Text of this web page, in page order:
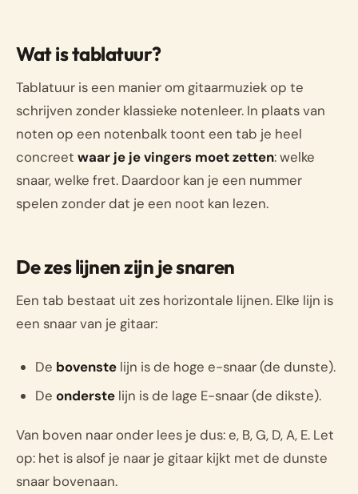
Wat is tablatuur?
Tablatuur is een manier om gitaarmuziek op te
schrijven zonder klassieke notenleer. In plaats van
noten op een notenbalk toont een tab je heel
concreet waar je je vingers moet zetten: welke
snaar, welke fret. Daardoor kan je een nummer
spelen zonder dat je een noot kan lezen.
De zes lijnen zijn je snaren
Een tab bestaat uit zes horizontale lijnen. Elke lijn is
een snaar van je gitaar:
De bovenste lijn is de hoge e-snaar (de dunste).
De onderste lijn is de lage E-snaar (de dikste).
Van boven naar onder lees je dus: e, B, G, D, A, E. Let
op: het is alsof je naar je gitaar kijkt met de dunste
snaar bovenaan.